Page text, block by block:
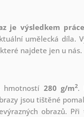
je výsledkem
umělecká díla.
najdete jen u nás.
280 g/m2.
jsou tištěné
obrazů. Při